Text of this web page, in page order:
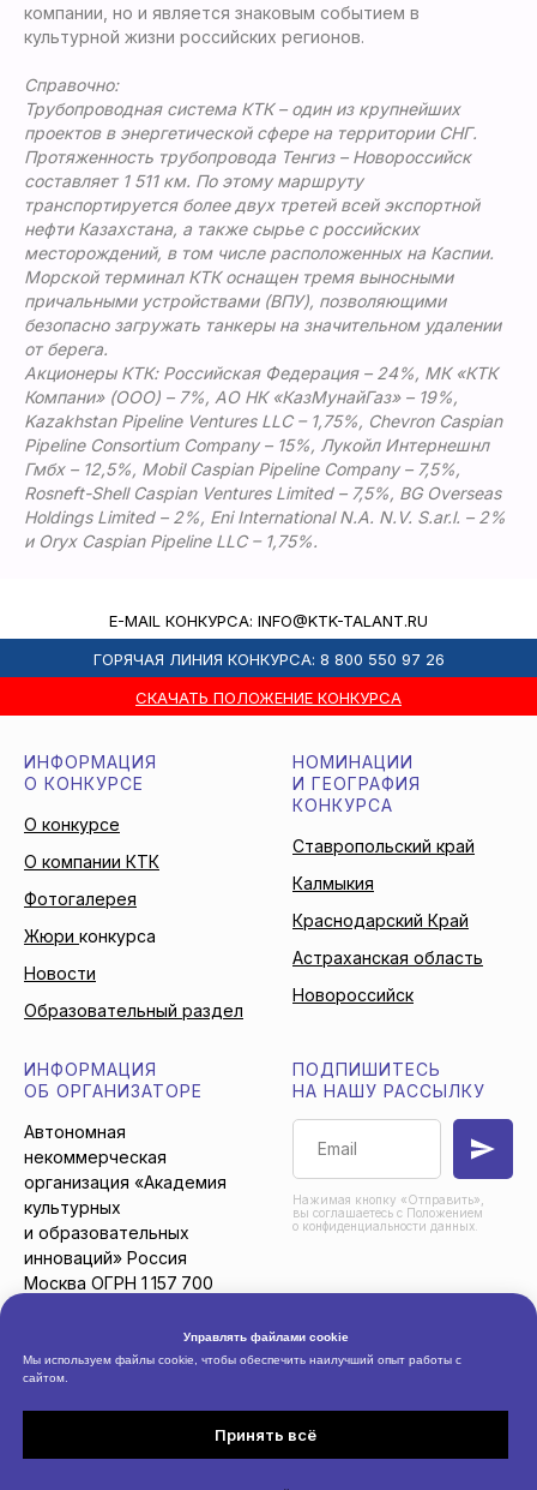
компании, но и является знаковым событием в
культурной жизни российских регионов.
Справочно:
Трубопроводная система КТК – один из крупнейших
проектов в энергетической сфере на территории СНГ.
Протяженность трубопровода Тенгиз – Новороссийск
составляет 1 511 км. По этому маршруту
транспортируется более двух третей всей экспортной
нефти Казахстана, а также сырье с российских
месторождений, в том числе расположенных на Каспии.
Морской терминал КТК оснащен тремя выносными
причальными устройствами (ВПУ), позволяющими
безопасно загружать танкеры на значительном удалении
от берега.
Акционеры КТК: Российская Федерация – 24%, МК «КТК
Компани» (ООО) – 7%, АО НК «КазМунайГаз» – 19%,
Kazakhstan Pipeline Ventures LLC – 1,75%, Chevron Caspian
Pipeline Consortium Company – 15%, Лукойл Интернешнл
Гмбх – 12,5%, Mobil Caspian Pipeline Company – 7,5%,
Rosneft-Shell Caspian Ventures Limited – 7,5%, BG Overseas
Holdings Limited – 2%, Eni International N.A. N.V. S.ar.l. – 2%
и Oryx Caspian Pipeline LLC – 1,75%.
E-MAIL КОНКУРСА: INFO@KTK-TALANT.RU
ГОРЯЧАЯ ЛИНИЯ КОНКУРСА: 8 800 550 97 26
СКАЧАТЬ ПОЛОЖЕНИЕ КОНКУРСА
Управлять файлами cookie
Мы используем файлы cookie, чтобы обеспечить наилучший опыт работы с
сайтом.
Принять всё
ИНФОРМАЦИЯ
О КОНКУРСЕ
О конкурсе
О компании КТК
Фотогалерея
Жюри конкурса
Новости
Образовательный раздел
НОМИНАЦИИ
И ГЕОГРАФИЯ
КОНКУРСА
Ставропольский край
Калмыкия
Краснодарский Край
Астраханская область
Новороссийск
ИНФОРМАЦИЯ
ОБ ОРГАНИЗАТОРЕ
Автономная
некоммерческая
организация «Академия
культурных
и образовательных
инноваций» Россия
Москва ОГРН 1 157 700
ПОДПИШИТЕСЬ
НА НАШУ РАССЫЛКУ
Нажимая кнопку «Отправить»,
вы соглашаетесь с Положением
о конфиденциальности данных.
© 2026 Автономная
некоммерческая организация
Пользовательское
соглашение